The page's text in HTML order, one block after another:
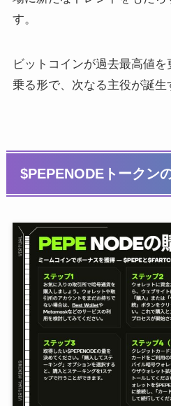
す。
ビットコインが過去最高値
乗る形で、次なる主役が誕生
$PEPENODEトークン